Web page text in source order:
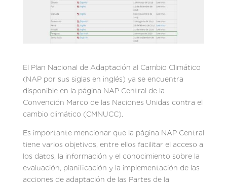
El Plan Nacional de Adaptación al Cambio Climático
(NAP por sus siglas en inglés) ya se encuentra
disponible en la página NAP Central de la
Convención Marco de las Naciones Unidas contra el
cambio climático (CMNUCC).
Es importante mencionar que la página NAP Central
tiene varios objetivos, entre ellos facilitar el acceso a
los datos, la información y el conocimiento sobre la
evaluación, planificación y la implementación de las
acciones de adaptación de las Partes de la